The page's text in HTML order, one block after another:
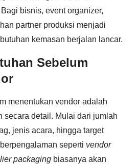
bisnis, event organizer,
partner produksi menjadi
kemasan berjalan lancar.
Sebelum
menentukan vendor adalah
secara detail. Mulai dari jumlah
jenis acara, hingga target
seperti vendor
packaging biasanya akan